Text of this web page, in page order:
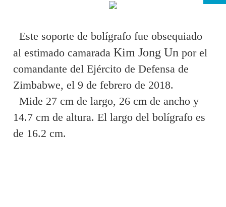
Este soporte de bolígrafo fue obsequiado
al estimado camaradaKim Jong Un por el
comandante del Ejército de Defensa de
Zimbabwe, el 9 de febrero de 2018.
Mide 27 cm de largo, 26 cm de ancho y
14.7 cm de altura. El largo del bolígrafo es
de 16.2 cm.